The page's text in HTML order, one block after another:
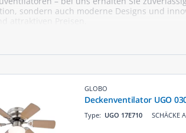
sondern auch moderne Designs und
attraktiven Preisen.
GLOBO
Deckenventilator UGO
SCHÄCKE
Type: UGO 17E710